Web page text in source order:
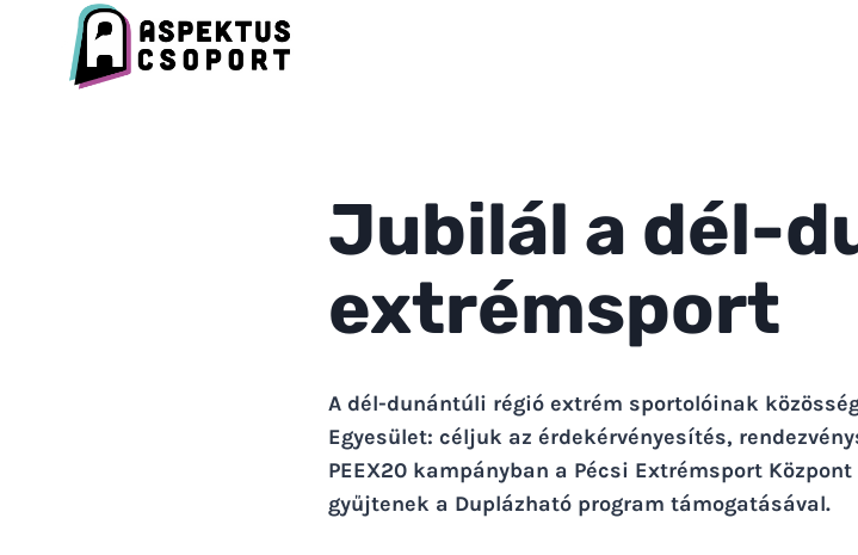
content
Jubilál a dél-
extrémsport
A dél-dunántúli régió extrém sportolóinak
Egyesület: céljuk az érdekérvényesítés,
PEEX20 kampányban a Pécsi Extrémsport
gyűjtenek a Duplázható program támogatásával.